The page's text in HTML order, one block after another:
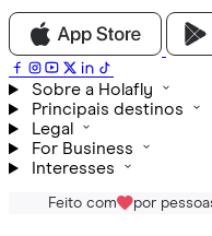
Sobre a Holafly
Principais destinos
Legal
For Business
Interesses
Feito com por